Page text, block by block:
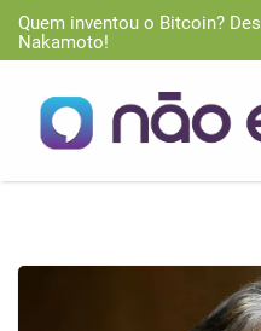
Quem inventou o Bitcoin?
Nakamoto!